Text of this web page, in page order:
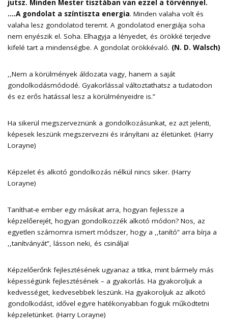
jutsz. Minden Mester tisztában van ezzel a törvénnyel.
….A gondolat a színtiszta energia. Minden valaha volt és
valaha lesz gondolatod teremt. A gondolatod energiája soha
nem enyészik el. Soha. Elhagyja a lényedet, és örökké terjedve
kifelé tart a mindenségbe. A gondolat örökkévaló. (N. D. Walsch)
,,Nem a körülmények áldozata vagy, hanem a saját
gondolkodásmódodé. Gyakorlással változtathatsz a tudatodon
és ez erős hatással lesz a körülményeidre is.”
Ha sikerül megszerveznünk a gondolkozásunkat, ez azt jelenti,
képesek leszünk megszervezni és irányítani az életünket. (Harry
Lorayne)
Képzelet és alkotó gondolkozás nélkül nincs siker. (Harry
Lorayne)
Taníthat-e ember egy másikat arra, hogyan fejlessze a
képzelőerejét, hogyan gondolkozzék alkotó módon? Nos, az
egyetlen számomra ismert módszer, hogy a ,,tanító” arra bírja a
,,tanítványát”, lásson neki, és csinálja!
Képzelőerőnk fejlesztésének ugyanaz a titka, mint bármely más
képességünk fejlesztésének – a gyakorlás. Ha gyakoroljuk a
kedvességet, kedvesebbek leszünk. Ha gyakoroljuk az alkotó
gondolkodást, idővel egyre hatékonyabban fogjuk működtetni
képzeletünket. (Harry Lorayne)